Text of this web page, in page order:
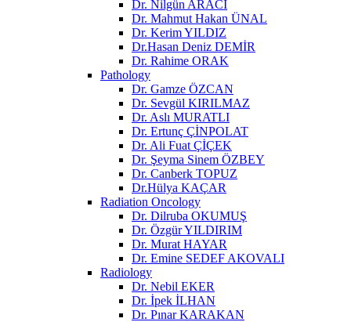
Dr. Nilgün ARACI
Dr. Mahmut Hakan ÜNAL
Dr. Kerim YILDIZ
Dr.Hasan Deniz DEMİR
Dr. Rahime ORAK
Pathology
Dr. Gamze ÖZCAN
Dr. Sevgül KIRILMAZ
Dr. Aslı MURATLI
Dr. Ertunç ÇİNPOLAT
Dr. Ali Fuat ÇİÇEK
Dr. Şeyma Sinem ÖZBEY
Dr. Canberk TOPUZ
Dr.Hülya KAÇAR
Radiation Oncology
Dr. Dilruba OKUMUŞ
Dr. Özgür YILDIRIM
Dr. Murat HAYAR
Dr. Emine SEDEF AKOVALI
Radiology
Dr. Nebil EKER
Dr. İpek İLHAN
Dr. Pınar KARAKAN